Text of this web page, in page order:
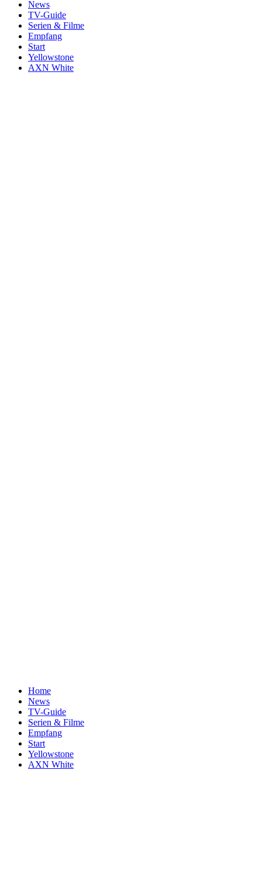
News
TV-Guide
Serien & Filme
Empfang
Start
Yellowstone
AXN White
Home
News
TV-Guide
Serien & Filme
Empfang
Start
Yellowstone
AXN White